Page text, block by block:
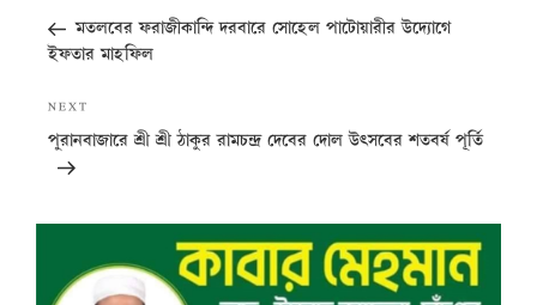
Postমতলবের ফরাজীকান্দি দরবারে সোহেল পাটোয়ারীর উদ্যোগে
ইফতার মাহফিল
Next
Post
NEXT
পুরানবাজারে শ্রী শ্রী ঠাকুর রামচন্দ্র দেবের দোল উৎসবের শতবর্ষ পূর্তি